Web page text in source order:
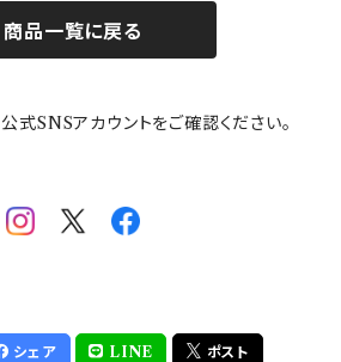
ヨンしんちゃん
モリ)
トルズ)
bird
ーダイニング)
商品一覧に戻る
式SNSアカウントをご確認ください。
シェア LINE ポスト